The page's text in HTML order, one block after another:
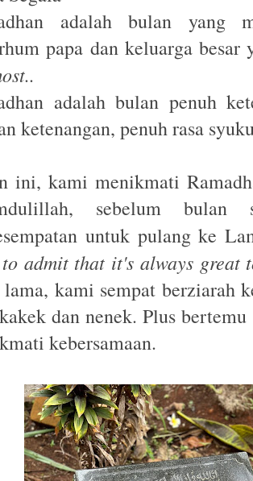
adalah bulan yang
papa dan keluarga
adalah bulan penuh
ketenangan, penuh rasa
ini, kami menikmati
sebelum
untuk pulang ke
to admit that it's always
kami sempat berziarah
dan nenek. Plus
kebersamaan.